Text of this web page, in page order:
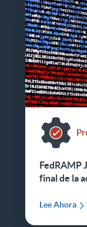
FedRAMP
final de la
Lee Ahora